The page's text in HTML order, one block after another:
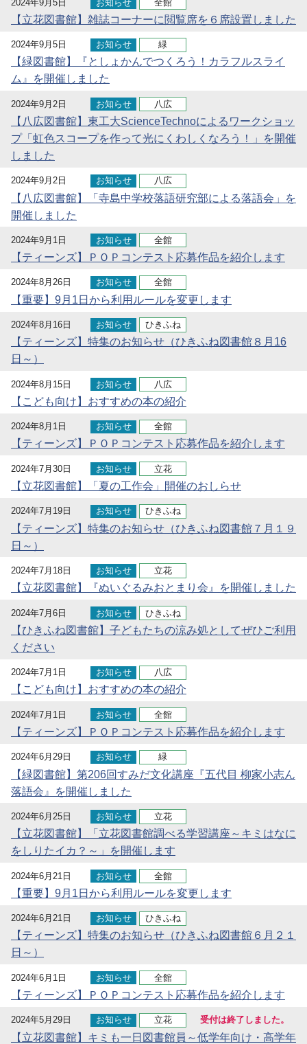
2024年9月5日 お知らせ 全館
【立花図書館】雑誌コーナーに閲覧席を６席設置しました
2024年9月5日 お知らせ 緑
【緑図書館】『としょかんでつくろう！カラフルスライ
ム』を開催しました
2024年9月2日 お知らせ 八広
【八広図書館】東工大ScienceTechnoによるワークショッ
プ「虹色スコープを作って光にくわしくなろう！」を開催
しました
2024年9月2日 お知らせ 八広
【八広図書館】「寺島中学校落語研究部による落語会」を
開催しました
2024年9月1日 お知らせ 全館
【ティーンズ】ＰＯＰコンテスト応募作品を紹介します
2024年8月26日 お知らせ 全館
【重要】9月1日から利用ルールを変更します
2024年8月16日 お知らせ ひきふね
【ティーンズ】特集のお知らせ（ひきふね図書館８月16
日～）
2024年8月15日 お知らせ 八広
【こども向け】おすすめの本の紹介
2024年8月1日 お知らせ 全館
【ティーンズ】ＰＯＰコンテスト応募作品を紹介します
2024年7月30日 お知らせ 立花
【立花図書館】「夏の工作会」開催のおしらせ
2024年7月19日 お知らせ ひきふね
【ティーンズ】特集のお知らせ（ひきふね図書館７月１９
日～）
2024年7月18日 お知らせ 立花
【立花図書館】『ぬいぐるみおとまり会』を開催しました
2024年7月6日 お知らせ ひきふね
【ひきふね図書館】子どもたちの涼み処としてぜひご利用
ください
2024年7月1日 お知らせ 八広
【こども向け】おすすめの本の紹介
2024年7月1日 お知らせ 全館
【ティーンズ】ＰＯＰコンテスト応募作品を紹介します
2024年6月29日 お知らせ 緑
【緑図書館】第206回すみだ文化講座『五代目 柳家小志ん
落語会』を開催しました
2024年6月25日 お知らせ 立花
【立花図書館】「立花図書館調べる学習講座～キミはなに
をしりたイカ？～」を開催します
2024年6月21日 お知らせ 全館
【重要】9月1日から利用ルールを変更します
2024年6月21日 お知らせ ひきふね
【ティーンズ】特集のお知らせ（ひきふね図書館６月２１
日～）
2024年6月1日 お知らせ 全館
【ティーンズ】ＰＯＰコンテスト応募作品を紹介します
2024年5月29日 お知らせ 立花 受付は終了しました。
【立花図書館】キミも一日図書館員～低学年向け・高学年